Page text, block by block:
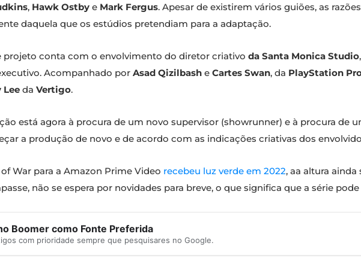
, Hawk Ostby e Mark Fergus. Apesar de existirem vários guiões, as
daquela que os estúdios pretendiam para a adaptação.
projeto conta com o envolvimento do diretor criativo da Santa Monica Studio,
Acompanhado por Asad Qizilbash e Cartes Swan, da PlayStation
Lee da Vertigo.
está agora à procura de um novo supervisor (showrunner) e à procura de
a produção de novo e de acordo com as indicações criativas dos
War para a Amazon Prime Video recebeu luz verde em 2022, aa altura
não se espera por novidades para breve, o que significa que a série
Boomer como Fonte Preferida
com prioridade sempre que pesquisares no Google.